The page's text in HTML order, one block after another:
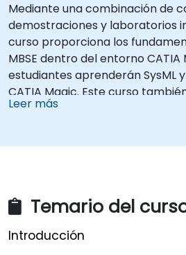
Mediante una combinación de
demostraciones y laboratorios
curso proporciona los
MBSE dentro del entorno CATIA
estudiantes aprenderán SysML
CATIA Magic. Este curso
participantes una comprensión
Leer más
Temario del
Introducción